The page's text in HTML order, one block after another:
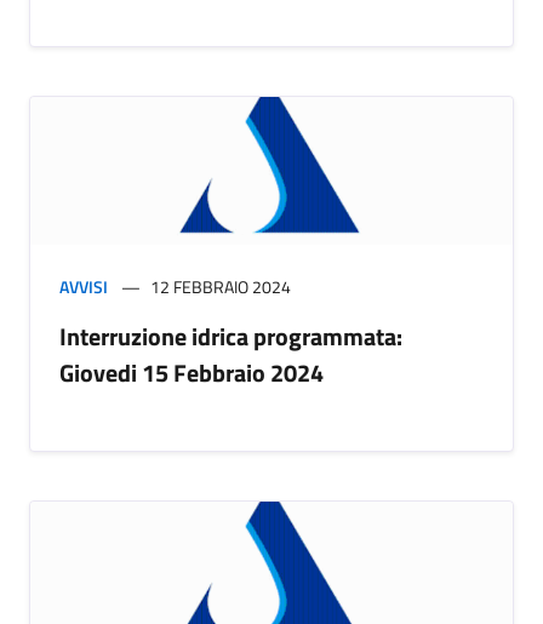
AVVISI 12 FEBBRAIO 2024
Interruzione idrica programmata:
Giovedi 15 Febbraio 2024